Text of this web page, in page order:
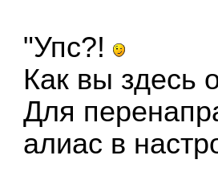
"Упс?!
Как вы здесь
Для
алиас в